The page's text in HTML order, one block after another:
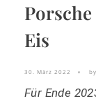
Eis
30. März 2022 by
Für Ende